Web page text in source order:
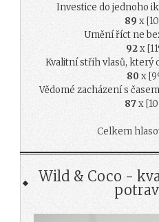
Investice do jednoho
89 x
Umění říct ne
92x
Kvalitní střih vlasů, který
80 x
Vědomé zacházení s
87x
Celkem
Wild & Coco -